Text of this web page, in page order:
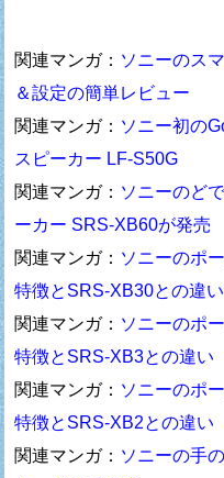
関連マンガ： ソニーのス
＆設定の簡単レビュー
関連マンガ： ソニー初の
スピーカー LF-S50G
関連マンガ： ソニーのど
ーカー SRS-XB60が発売
関連マンガ： ソニーのポ
特徴とSRS-XB30との違い
関連マンガ： ソニーのポ
特徴とSRS-XB3との違い
関連マンガ： ソニーのポ
特徴とSRS-XB2との違い
関連マンガ： ソニーの手